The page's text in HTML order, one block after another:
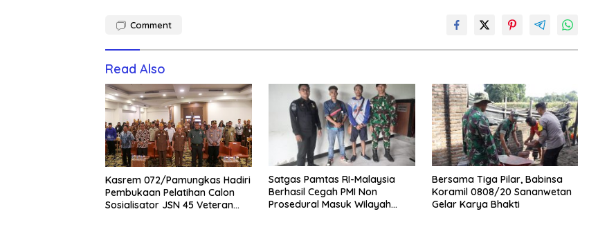
Comment
Read Also
Kasrem 072/Pamungkas Hadiri
Pembukaan Pelatihan Calon
Sosialisator JSN 45 Veteran
Satgas Pamtas RI-Malaysia
Berhasil Cegah PMI Non
Prosedural Masuk Wilayah
Bersama Tiga Pilar, Babinsa
Koramil 0808/20 Sananwetan
Gelar Karya Bhakti